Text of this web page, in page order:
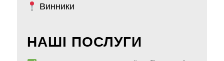
Винники
НАШІ ПОСЛУГИ